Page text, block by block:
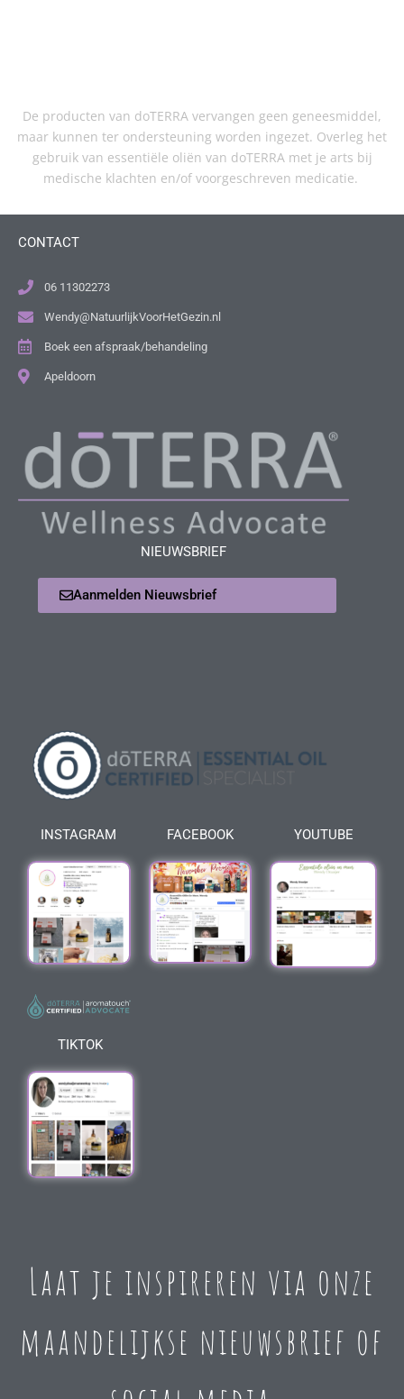
De producten van doTERRA vervangen geen geneesmiddel,
maar kunnen ter ondersteuning worden ingezet. Overleg het
gebruik van essentiële oliën van doTERRA met je arts bij
medische klachten en/of voorgeschreven medicatie.
CONTACT
06 11302273
Wendy@NatuurlijkVoorHetGezin.nl
Boek een afspraak/behandeling
Apeldoorn
NIEUWSBRIEF
Aanmelden Nieuwsbrief
INSTAGRAM FACEBOOK YOUTUBE
TIKTOK
Laat je inspireren via onze
maandelijkse nieuwsbrief of